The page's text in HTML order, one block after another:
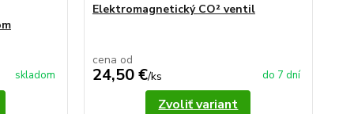
skladom
Elektromagnetický CO² ventil
cena od
24,50 €/ks do 7 dní
Zvoliť variant